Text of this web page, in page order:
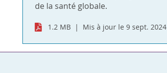
de la santé globale.
1.2 MB Mis à jour le 9 sept. 2024